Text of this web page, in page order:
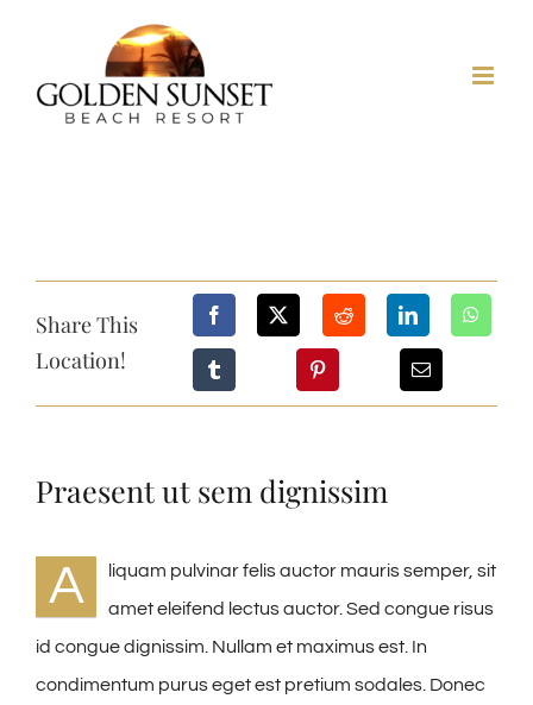
content
Share This
Location!
Praesent ut sem dignissim
A
liquam pulvinar felis auctor mauris semper, sit
amet eleifend lectus auctor. Sed congue risus
id congue dignissim. Nullam et maximus est. In
condimentum purus eget est pretium sodales. Donec